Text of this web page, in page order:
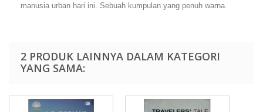
manusia urban hari ini. Sebuah kumpulan yang penuh warna.
2 PRODUK LAINNYA DALAM KATEGORI
YANG SAMA: